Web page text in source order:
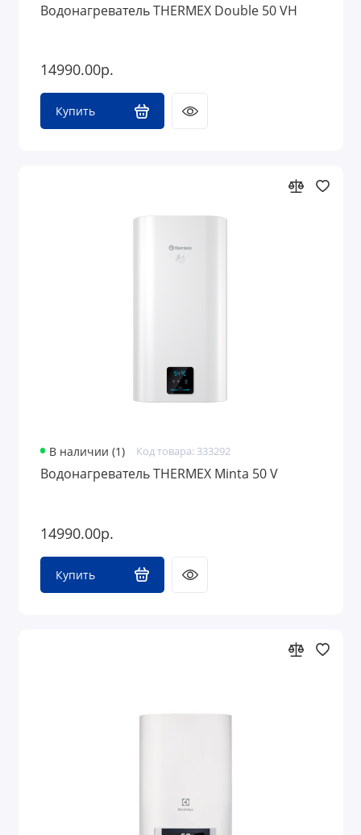
Водонагреватель THERMEX Double 50 VH
14990.00р.
Купить
В наличии (1) Код товара: 333292
Водонагреватель THERMEX Minta 50 V
14990.00р.
Купить